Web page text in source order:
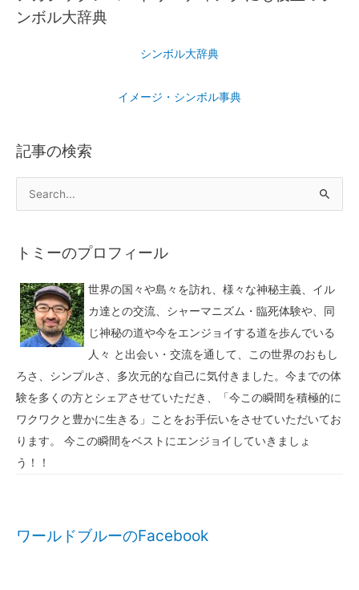
ンボル大辞典
シンボル大辞典
イメージ・シンボル事典
記事の検索
トミーのプロフィール
世界の国々や島々を訪れ、様々な神秘主義、イル
カ達との交流、シャーマニズム・臨死体験や、同
じ神秘の道や今をエンジョイする道を歩んでいる
人々 と出会い・交流を通して、この世界のおもし
ろさ、シンプルさ、多次元的な自己に気付きました。今までの体
験を多くの方とシェアさせていただき、「今この瞬間を積極的に
ワクワクと豊かに生きる」ことをお手伝いをさせていただいてお
ります。 今この瞬間をベストにエンジョイしていきましょ
う！！
ワールドブルーのFacebook